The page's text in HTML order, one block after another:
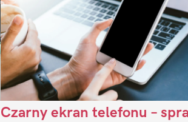
Czarny ekran telefonu –